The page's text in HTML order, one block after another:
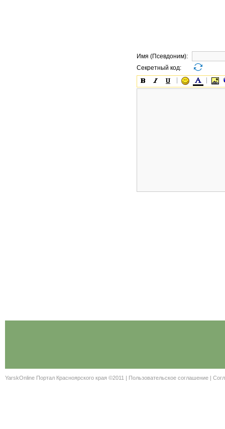
Имя (Псевдоним):
Секретный код:
YarskOnline Портал Красноярского края ©2011 | Пользовательское соглашение |